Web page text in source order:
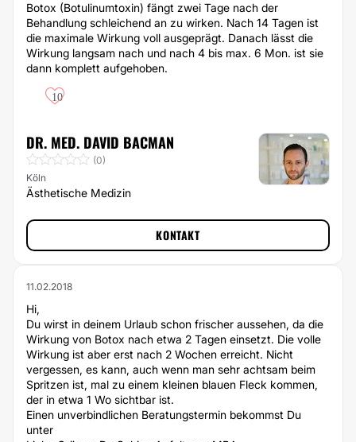
Botox (Botulinumtoxin) fängt zwei Tage nach der
Behandlung schleichend an zu wirken. Nach 14 Tagen ist
die maximale Wirkung voll ausgeprägt. Danach lässt die
Wirkung langsam nach und nach 4 bis max. 6 Mon. ist sie
dann komplett aufgehoben.
10
DR. MED. DAVID BACMAN
(0)
Köln
Ästhetische Medizin
KONTAKT
11.02.2018
Hi,
Du wirst in deinem Urlaub schon frischer aussehen, da die
Wirkung von Botox nach etwa 2 Tagen einsetzt. Die volle
Wirkung ist aber erst nach 2 Wochen erreicht. Nicht
vergessen, es kann, auch wenn man sehr achtsam beim
Spritzen ist, mal zu einem kleinen blauen Fleck kommen,
der in etwa 1 Wo sichtbar ist.
Einen unverbindlichen Beratungstermin bekommst Du
unter